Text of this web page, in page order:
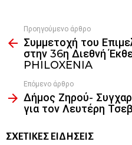
more
Προηγούμενο άρθρο
Συμμετοχή του
στην 36η Διεθνή
PHILOXENIA
Επόμενο άρθρο
Δήμος Ζηρού-
για τον Λευτέρη
ΣΧΕΤΙΚΈΣ ΕΙΔΉΣΕΙΣ